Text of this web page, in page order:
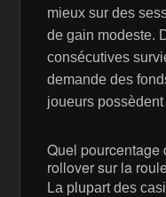
mieux sur des
de gain modeste.
consécutives
demande des
joueurs
Quel pourcentage
rollover sur la
La plupart des